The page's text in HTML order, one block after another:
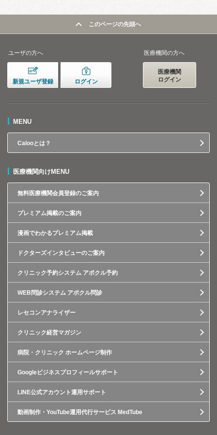
このページの先頭へ
ユーザの方へ
新規ユーザ登録 ログイン
医療機関の方へ
医療機関
ログイン
MENU
Calooとは？
医療機関向けMENU
無料医療機関会員登録のご案内
プレミアム掲載のご案内
漫画でわかるプレミアム掲載
ドクターズインタビューのご案内
クリニック予約システム アポクル予約
WEB問診システム アポクル問診
レセコンアナライザー
クリニック経営マガジン
病院・クリニック ホームページ制作
Googleビジネスプロフィールサポート
LINE公式アカウント運用サポート
動画制作・YouTube運用代行サービス MedTube